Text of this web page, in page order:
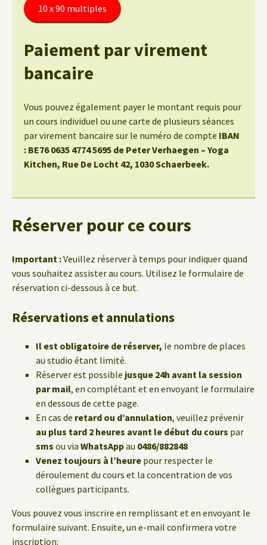
10 x 90 multiples
Paiement par virement
bancaire
Vous pouvez également payer le montant requis pour
un cours individuel ou une carte de plusieurs séances
par virement bancaire sur le numéro de compte IBAN
: BE76 0635 4774 5695 de Peter Verhaegen – Yoga
Kitchen, Rue De Locht 42, 1030 Schaerbeek.
Réserver pour ce cours
Important :Veuillez réserver à temps pour indiquer quand
vous souhaitez assister au cours. Utilisez le formulaire de
réservation ci-dessous à ce but.
Réservations et annulations
Il est obligatoire de réserver, le nombre de places
au studio étant limité.
Réserver est possible jusque 24h avant la session
par mail, en complétant et en envoyant le formulaire
en dessous de cette page.
En cas de retard ou d’annulation, veuillez prévenir
au plus tard 2 heures avant le début du cours par
sms ou via WhatsAppau 0486/882848
Venez toujours à l’heure pour respecter le
déroulement du cours et la concentration de vos
collègues participants.
Vous pouvez vous inscrire en remplissant et en envoyant le
formulaire suivant. Ensuite, un e-mail confirmera votre
inscription: